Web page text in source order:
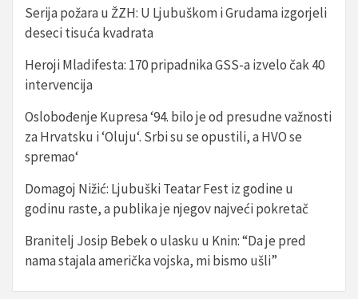
Serija požara u ŽZH: U Ljubuškom i Grudama izgorjeli
deseci tisuća kvadrata
Heroji Mladifesta: 170 pripadnika GSS-a izvelo čak 40
intervencija
Oslobođenje Kupresa ‘94. bilo je od presudne važnosti
za Hrvatsku i ‘Oluju‘. Srbi su se opustili, a HVO se
spremao‘
Domagoj Nižić: Ljubuški Teatar Fest iz godine u
godinu raste, a publika je njegov najveći pokretač
Branitelj Josip Bebek o ulasku u Knin: “Da je pred
nama stajala američka vojska, mi bismo ušli”